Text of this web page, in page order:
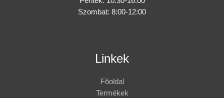
Szombat: 8:00-12:00
Linkek
Főoldal
Termékek